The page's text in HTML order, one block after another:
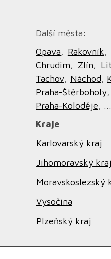
Další města:
Opava, Rakovník,
Chrudim, Zlín,
Tachov, Náchod,
Praha-Štěrboholy,
Praha-Koloděje, ...
Kraje
Karlovarský kraj
Jihomoravský kraj
Moravskoslezský
Vysočina
Plzeňský kraj